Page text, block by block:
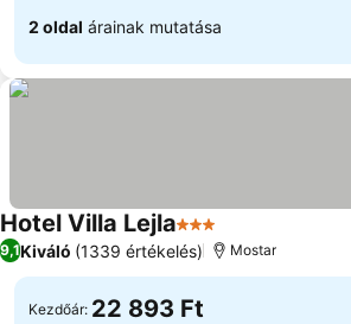
2 oldal árainak mutatása
Hotel Villa Lejla3 Kategória
9,1Kiváló (1339 értékelés) Mostar
Kezdőár: 22 893 Ft